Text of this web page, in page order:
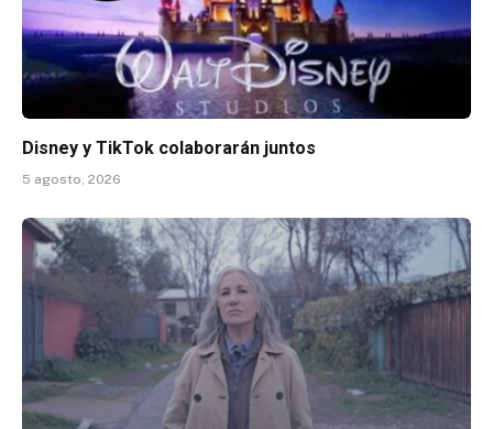
Disney y TikTok colaborarán juntos
5 agosto, 2026